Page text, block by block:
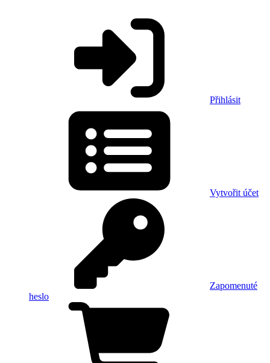
Přihlásit
Vytvořit účet
Zapomenuté
heslo